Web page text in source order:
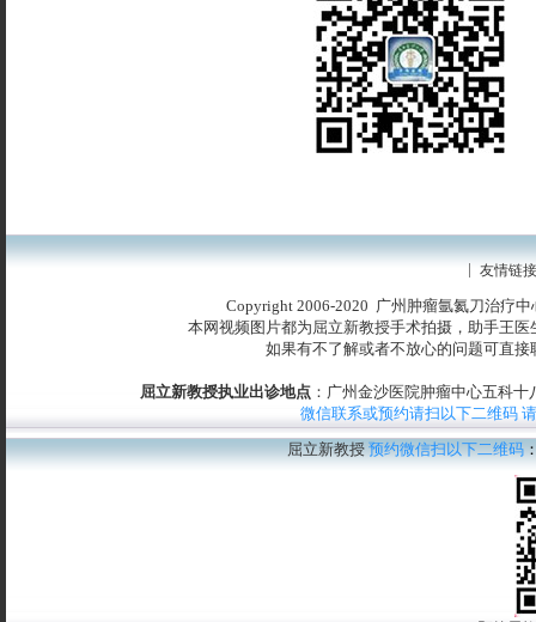
友情链接
Copyright 2006-2020 广州肿瘤氩氦刀治疗
本网视频图片都为屈立新教授手术拍摄，助手王
如果有不了解或者不放心的问题可直
屈立新教授执业出诊地点 ：广州金沙医院肿瘤中心五科
微信联系或预约请扫以下二维码
屈立新教授预约微信扫以下二维码